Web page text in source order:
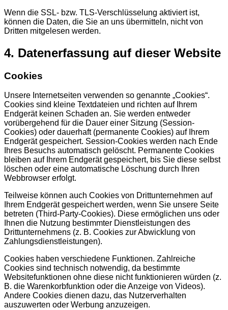
Wenn die SSL- bzw. TLS-Verschlüsselung aktiviert ist,
können die Daten, die Sie an uns übermitteln, nicht von
Dritten mitgelesen werden.
4. Datenerfassung auf dieser Website
Cookies
Unsere Internetseiten verwenden so genannte „Cookies“.
Cookies sind kleine Textdateien und richten auf Ihrem
Endgerät keinen Schaden an. Sie werden entweder
vorübergehend für die Dauer einer Sitzung (Session-
Cookies) oder dauerhaft (permanente Cookies) auf Ihrem
Endgerät gespeichert. Session-Cookies werden nach Ende
Ihres Besuchs automatisch gelöscht. Permanente Cookies
bleiben auf Ihrem Endgerät gespeichert, bis Sie diese selbst
löschen oder eine automatische Löschung durch Ihren
Webbrowser erfolgt.
Teilweise können auch Cookies von Drittunternehmen auf
Ihrem Endgerät gespeichert werden, wenn Sie unsere Seite
betreten (Third-Party-Cookies). Diese ermöglichen uns oder
Ihnen die Nutzung bestimmter Dienstleistungen des
Drittunternehmens (z. B. Cookies zur Abwicklung von
Zahlungsdienstleistungen).
Cookies haben verschiedene Funktionen. Zahlreiche
Cookies sind technisch notwendig, da bestimmte
Websitefunktionen ohne diese nicht funktionieren würden (z.
B. die Warenkorbfunktion oder die Anzeige von Videos).
Andere Cookies dienen dazu, das Nutzerverhalten
auszuwerten oder Werbung anzuzeigen.